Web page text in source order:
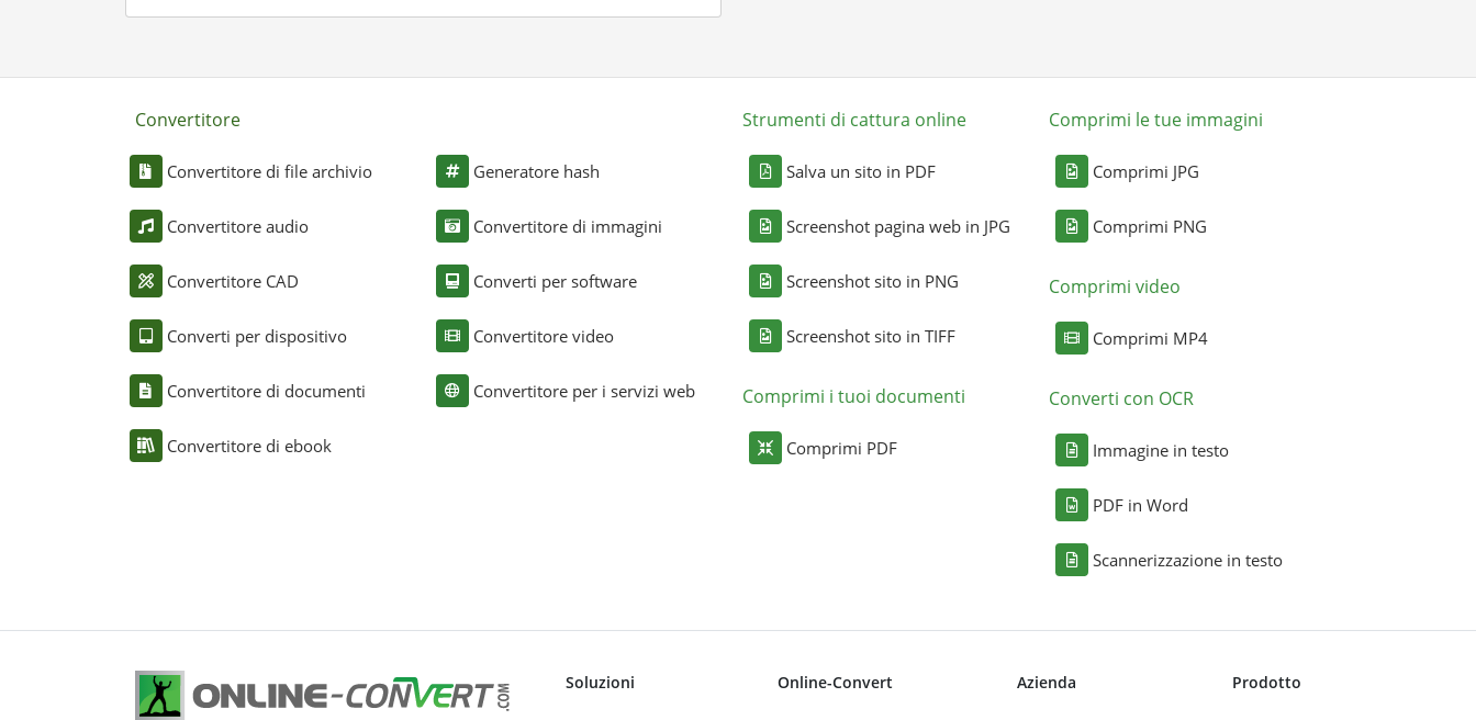
Convertitore
Convertitore di file archivio
Convertitore audio
Convertitore CAD
Converti per dispositivo
Convertitore di documenti
Convertitore di ebook
Generatore hash
Convertitore di immagini
Converti per software
Convertitore video
Convertitore per i servizi web
Strumenti di cattura online
Salva un sito in PDF
Screenshot pagina web in JPG
Screenshot sito in PNG
Screenshot sito in TIFF
Comprimi i tuoi documenti
Comprimi PDF
Comprimi le tue immagini
Comprimi JPG
Comprimi PNG
Comprimi video
Comprimi MP4
Converti con OCR
Immagine in testo
PDF in Word
Scannerizzazione in testo
Soluzioni Online-Convert Azienda Prodotto